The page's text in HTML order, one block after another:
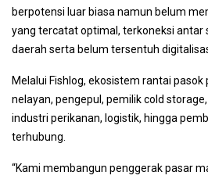
berpotensi luar biasa namun belum
yang tercatat optimal, terkoneksi antar
daerah serta belum tersentuh
Melalui Fishlog, ekosistem rantai pasok
nelayan, pengepul, pemilik cold
industri perikanan, logistik, hingga
terhubung.
“Kami membangun penggerak pasar